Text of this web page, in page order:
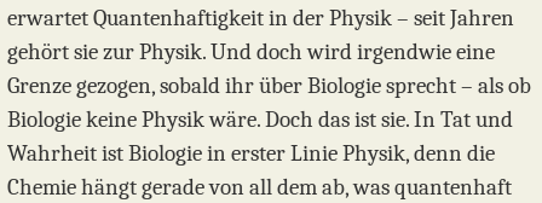
erwartet Quantenhaftigkeit in der Physik – seit Jahren
gehört sie zur Physik. Und doch wird irgendwie eine
Grenze gezogen, sobald ihr über Biologie sprecht – als ob
Biologie keine Physik wäre. Doch das ist sie. In Tat und
Wahrheit ist Biologie in erster Linie Physik, denn die
Chemie hängt gerade von all dem ab, was quantenhaft